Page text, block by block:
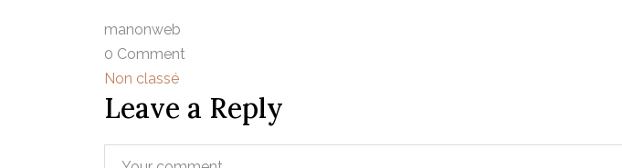
manonweb
0 Comment
Non classé
Leave a Reply